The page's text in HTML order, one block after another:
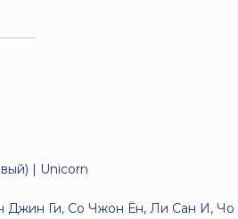
| Unicorn
Ги, Со Чжон Ён, Ли Сан И, Чо